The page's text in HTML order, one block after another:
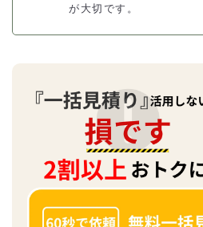
が大切です。